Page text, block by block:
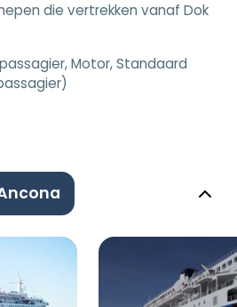
die vertrekken vanaf Dok
Motor, Standaard